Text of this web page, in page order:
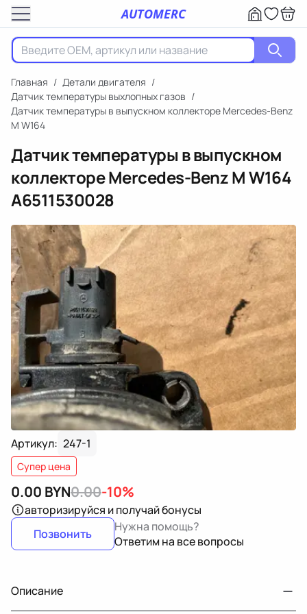
AUTOMERC
Главная / Детали двигателя /
Датчик температуры выхлопных газов /
Датчик температуры в выпускном коллекторе Mercedes-Benz
M W164
Датчик температуры в выпускном
коллекторе Mercedes-Benz M W164
A6511530028
Артикул: 247-1
Супер цена
0.00 BYN0.00-10%
авторизируйся и получай бонусы
Позвонить
Нужна помощь?
Ответим на все вопросы
Описание